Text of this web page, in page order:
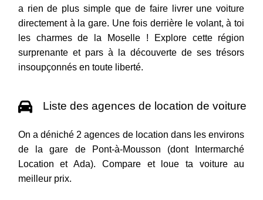
a rien de plus simple que de faire livrer une voiture
directement à la gare. Une fois derrière le volant, à toi
les charmes de la Moselle ! Explore cette région
surprenante et pars à la découverte de ses trésors
insoupçonnés en toute liberté.
Liste des agences de location de voiture
On a déniché 2 agences de location dans les environs
de la gare de Pont-à-Mousson (dont Intermarché
Location et Ada). Compare et loue ta voiture au
meilleur prix.